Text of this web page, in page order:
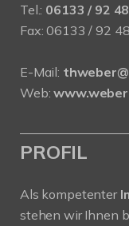
Tel.: 06133 / 92
Fax: 06133 / 92
E-Mail:
Web:
PROFIL
Als kompetenter
stehen wir Ihnen